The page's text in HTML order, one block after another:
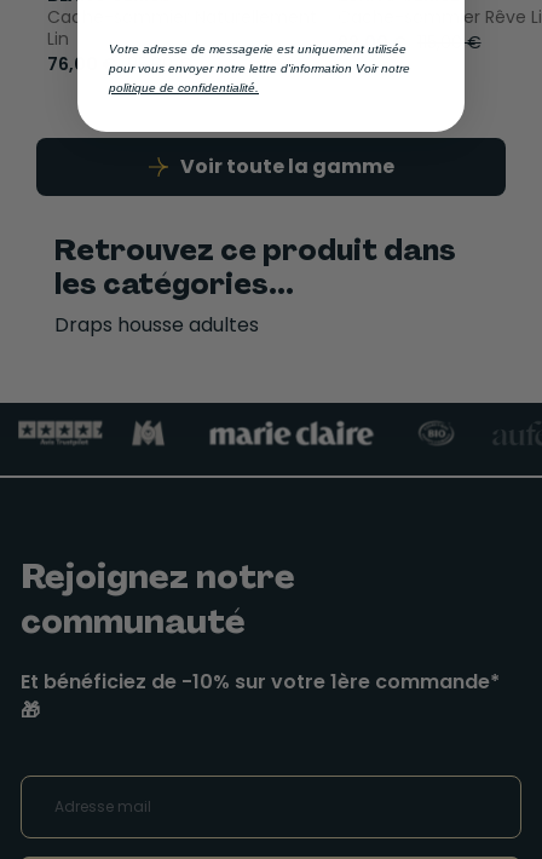
Cache-sommier Naturellement
Lin
76,00 € 95,00 €
Cache-sommier Rêve
92,00 €
115,00 €
Voir toute la gamme
Retrouvez ce produit dans
les catégories...
Draps housse adultes
Rejoignez notre
communauté
Et bénéficiez de -10% sur votre 1ère commande*
🎁
Votre adresse de messagerie est uniquement utilisée
pour vous envoyer notre lettre d'information Voir notre
politique de confidentialité.